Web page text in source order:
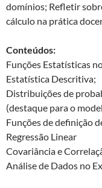
domínios; Refletir
cálculo na prática
Conteúdos:
Funções Estatísticas
Estatística Descritiva;
Distribuições de
(destaque para o
Funções de definição
Regressão Linear
Covariância e
Análise de Dados no